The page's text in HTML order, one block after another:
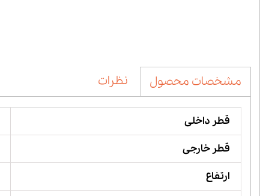
مشخصات محصول نظرات
قطر داخلی
قطر خارجی
ارتفاع